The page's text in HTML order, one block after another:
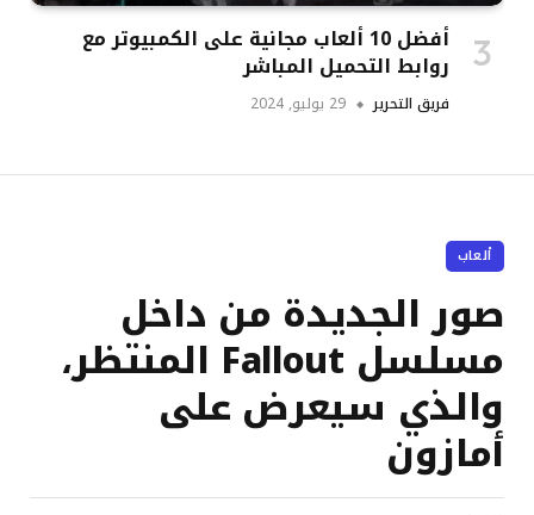
أفضل 10 ألعاب مجانية على الكمبيوتر مع
روابط التحميل المباشر
فريق التحرير 29 يوليو, 2024
ألعاب
صور الجديدة من داخل
مسلسل Fallout المنتظر،
والذي سيعرض على
أمازون